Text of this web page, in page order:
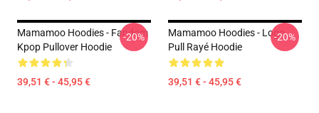
Mamamoo Hoodies - Fandom
Kpop Pullover Hoodie
39,51 € - 45,95 €
-20%
Mamamoo Hoodies - Logo
Pull Rayé Hoodie
39,51 € - 45,95 €
-20%